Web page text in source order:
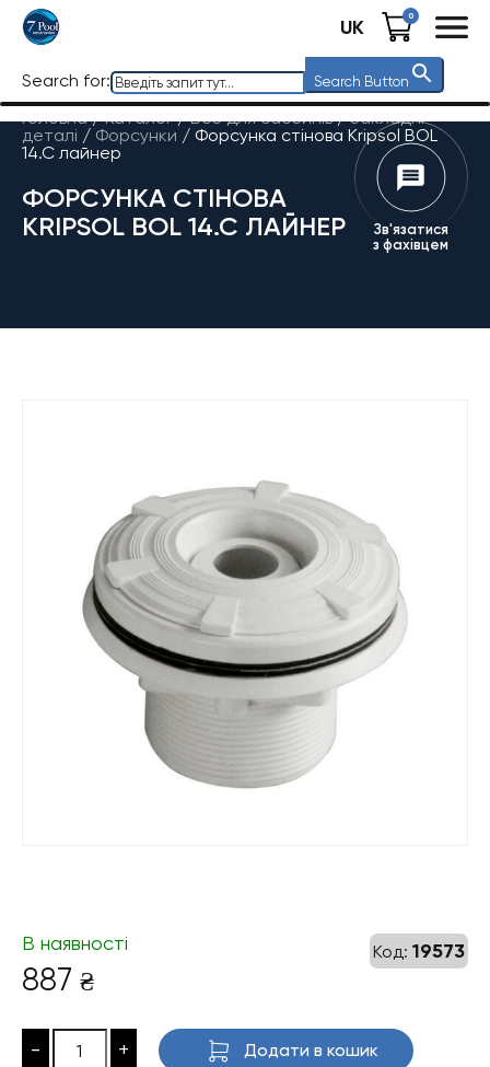
UK 0
Search for: Search Button
Головна / Каталог/Все для басейнів/Закладні
деталі / Форсунки / Форсунка стінова Kripsol BOL
14.C лайнер
ФОРСУНКА СТІНОВА
KRIPSOL BOL 14.C ЛАЙНЕР
Зв'язатися
з фахівцем
Код: 19573
В наявності
887 ₴
- + Додати в кошик